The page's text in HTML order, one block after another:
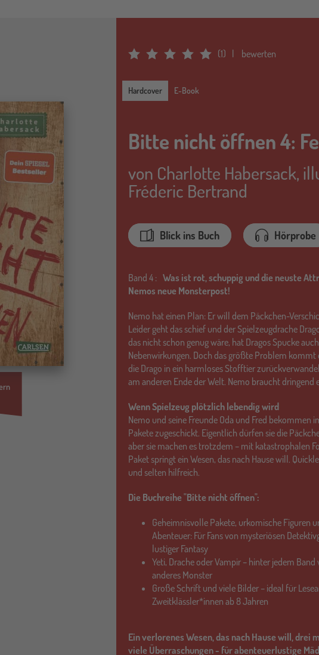
Average Rating: 5 (1) bewerten
Hardcover
Hardcover
E-Book
Bitte nicht öffnen 4:
von Charlotte Habersack,
Fréderic Bertrand
Blick ins Buch Hörprobe
Band 4 : Was ist rot, schuppig und die neuste
Nemos neue Monsterpost!
Nemo hat einen Plan: Er will dem Päckchen-
Leider geht das schief und der Spielzeugdrache
das nicht schon genug wäre, hat Dragos Spucke
Nebenwirkungen. Doch das größte Problem kommt
die Drago in ein harmloses Stofftier
am anderen Ende der Welt. Nemo braucht dringend
Wenn Spielzeug plötzlich lebendig wird
Nemo und seine Freunde Oda und Fred bekommen
Pakete zugeschickt. Eigentlich dürfen sie die
aber sie machen es trotzdem – mit katastrophalen
Paket springt ein Wesen, das nach Hause will.
und selten hilfreich.
Die Buchreihe "Bitte nicht öffnen":
Geheimnisvolle Pakete, urkomische Figuren
Abenteuer: Für Fans von mysteriösen
lustiger Fantasy
Yeti, Drache oder Vampir – hinter jedem Band
anderes Monster
Große Schrift und viele Bilder – ideal für
Zweitklässler*innen ab 8 Jahren
Ein verlorenes Wesen, das nach Hause will, drei
viele Überraschungen - für abenteuerlustige